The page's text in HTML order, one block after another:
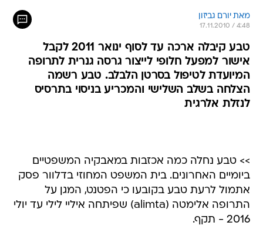
מאת יורם גביזון
17.11.2010 / 4:48
טבע קיבלה ארכה עד לסוף ינואר 2011 לקבל
אישור למפעל חלופי לייצור גרסה גנרית לתרופה
המיועדת לטיפול בסרטן הלבלב. טבע רשמה
הצלחה בשלב השלישי והמכריע בניסוי בתרסיס
לנזלת אלרגית
>> טבע נחלה כמה אכזבות במאבקיה המשפטיים
ביומיים האחרונים. בית המשפט המחוזי בדלוור פסק
אתמול לרעת טבע בקובעו כי הפטנט, המגן על
התרופה אלימטה (alimta) שפיתחה איליי לילי עד יולי
2016 - תקף.